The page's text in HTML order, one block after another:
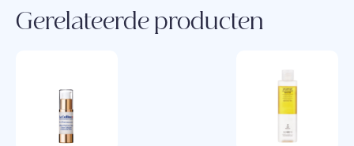
Gerelateerde producten